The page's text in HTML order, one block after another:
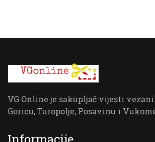
VG Online je sakupljač vijesti
Goricu, Turopolje, Posavinu i